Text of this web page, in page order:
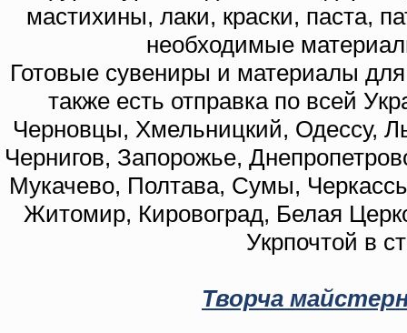
мастихины, лаки, краски, паста,
необходимые
Готовые сувениры и материалы
также есть отправка по всей
Черновцы, Хмельницкий, Одессу,
Чернигов, Запорожье,
Мукачево, Полтава, Сумы,
Житомир, Кировоград, Белая
Укрпочтой в
Творча